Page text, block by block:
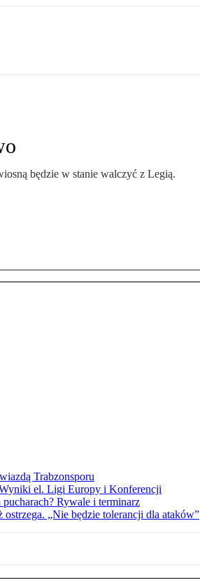
będzie w stanie walczyć z Legią.
Trabzonsporu
Wyniki el. Ligi Europy i Konferencji
Rywale i terminarz
ostrzega. „Nie będzie tolerancji dla ataków”